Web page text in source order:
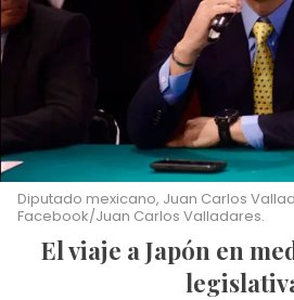
Diputado mexicano, Juan Carlos
Facebook/Juan Carlos Valladares.
El viaje a Japón en medio de la labor